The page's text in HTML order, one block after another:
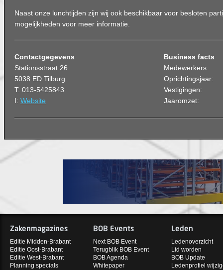
Naast onze lunchtijden zijn wij ook beschikbaar voor besloten
mogelijkheden voor meer informatie.
Contactgegevens
Stationsstraat 26
5038 ED Tilburg
T: 013-5425843
I: Website
Business facts
Medewerkers:
Oprichtingsjaar:
Vestigingen:
Jaaromzet:
Zakenmagazines
Editie Midden-Brabant
Editie Oost-Brabant
Editie West-Brabant
Planning specials
BOB Events
Next BOB Event
Terugblik BOB Event
BOB Agenda
Whitepaper
Leden
Ledenoverzicht
Lid worden
BOB Update
Ledenprofiel